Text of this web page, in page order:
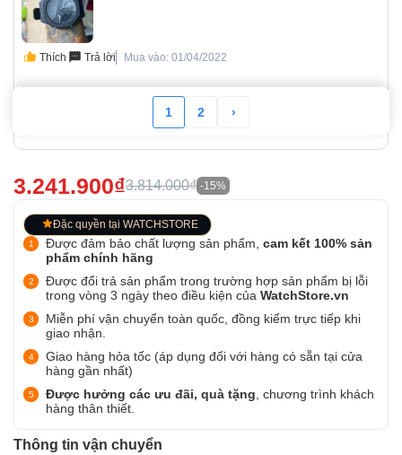
Thích Trả lời Mua vào: 01/04/2022
1 2 ›
3.241.900₫3.814.000₫ -15%
Đặc quyền tại WATCHSTORE
Được đảm bảo chất lượng sản phẩm, cam kết 100% sản
phẩm chính hãng
Được đổi trả sản phẩm trong trường hợp sản phẩm bị lỗi
trong vòng 3 ngày theo điều kiện của WatchStore.vn
Miễn phí vận chuyển toàn quốc, đồng kiểm trực tiếp khi
giao nhận.
Giao hàng hỏa tốc (áp dụng đối với hàng có sẵn tại cửa
hàng gần nhất)
Được hưởng các ưu đãi, quà tặng, chương trình khách
hàng thân thiết.
Thông tin vận chuyển